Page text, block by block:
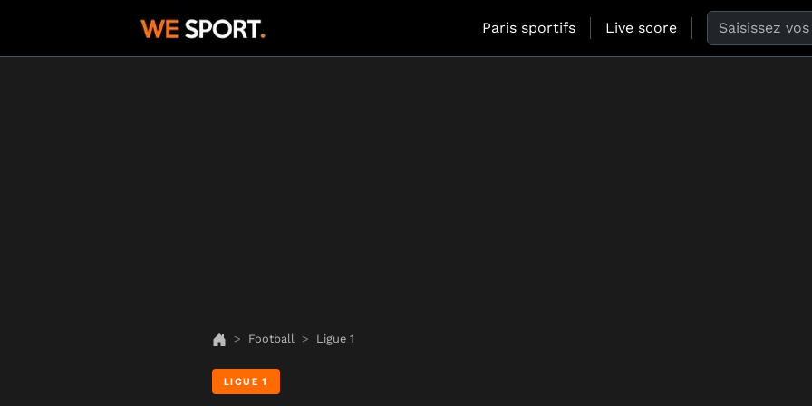
Paris sportifs Live score Search the
Football Ligue 1
LIGUE 1